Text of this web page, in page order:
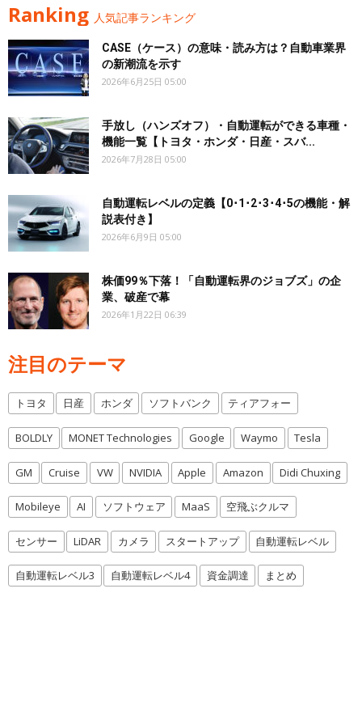
Ranking 人気記事ランキング
CASE（ケース）の意味・読み方は？自動車業界
の新潮流を示す
2026年6月25日 05:00
手放し（ハンズオフ）・自動運転ができる車種・
機能一覧【トヨタ・ホンダ・日産・スバ...
2026年7月28日 05:00
自動運転レベルの定義【0･1･2･3･4･5の機能・解
説表付き】
2026年6月9日 05:00
株価99％下落！「自動運転界のジョブズ」の企
業、破産で幕
2026年1月22日 06:39
注目のテーマ
トヨタ 日産 ホンダ ソフトバンク ティアフォー
BOLDLY MONET Technologies Google Waymo Tesla
GM Cruise VW NVIDIA Apple Amazon Didi Chuxing
Mobileye AI ソフトウェア MaaS 空飛ぶクルマ
センサー LiDAR カメラ スタートアップ 自動運転レベル
自動運転レベル3 自動運転レベル4 資金調達 まとめ